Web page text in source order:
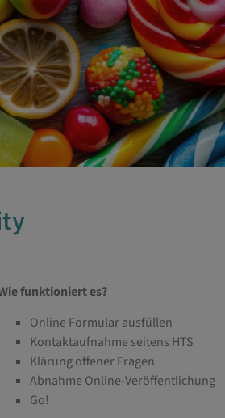
funktioniert es?
Online Formular ausfüllen
Kontaktaufnahme seitens HTS
Klärung offener Fragen
Abnahme Online-Veröffentlichung
Go!